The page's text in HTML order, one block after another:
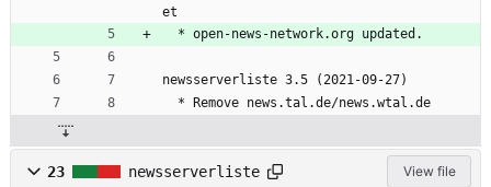
et
  * open-news-network.org updated.
newsserverliste 3.5 (2021-09-27)
  * Remove news.tal.de/news.wtal.de
23 newsserverliste View file